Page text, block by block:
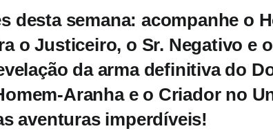
desta semana: acompanhe o
o Justiceiro, o Sr. Negativo e
da arma definitiva do
Aranha e o Criador no
aventuras imperdíveis!